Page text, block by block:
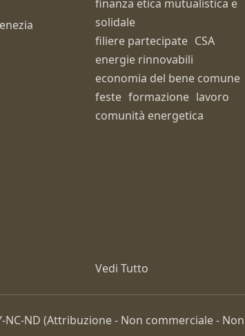
finanza etica mutualistica e
solidale
filiere partecipate CSA
energie rinnovabili
economia del bene comune
feste formazione lavoro
comunità energetica
Vedi Tutto
NC-ND (Attribuzione - Non commerciale -